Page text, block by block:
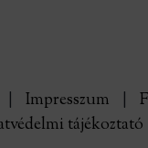
Impresszum
tájékoztató